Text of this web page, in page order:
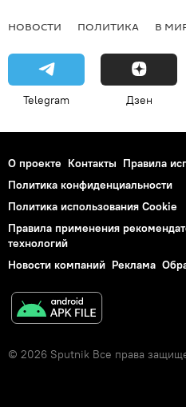
НОВОСТИ ПОЛИТИКА В
Telegram Дзен
О проекте Контакты Правила
Политика конфиденциальности
Политика использования Cookie
Правила применения
технологий
Новости компаний Реклама
© 2026 Sputnik Все права